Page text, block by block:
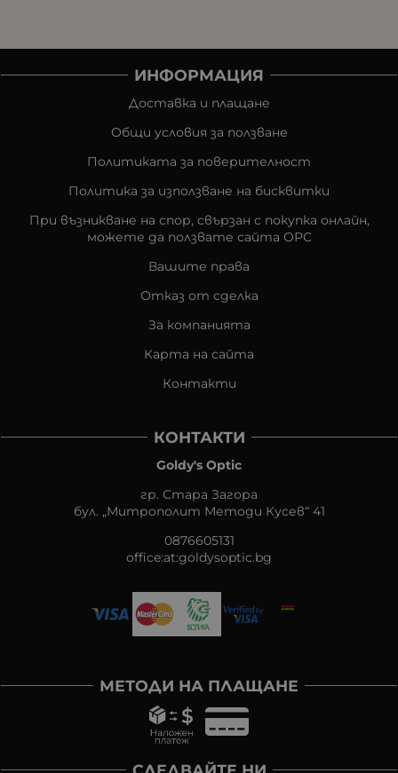
ИНФОРМАЦИЯ
Доставка и плащане
Общи условия за ползване
Политиката за поверителност
Политика за използване на бисквитки
При възникване на спор, свързан с покупка онлайн,
можете да ползвате сайта ОРС
Вашите права
Отказ от сделка
За компанията
Карта на сайта
Контакти
КОНТАКТИ
Goldy's Optic
гр. Стара Загора
бул. „Митрополит Методи Кусев“ 41
0876605131
office:at:goldysoptic.bg
МЕТОДИ НА ПЛАЩАНЕ